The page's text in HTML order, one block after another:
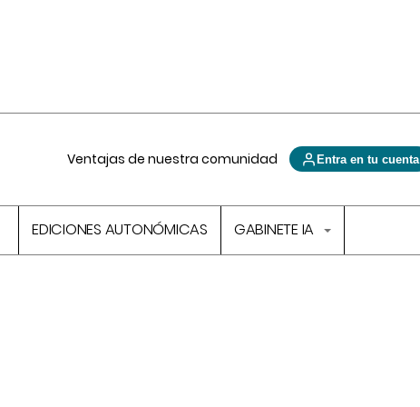
Ventajas de nuestra comunidad Entra en tu cuenta
EDICIONES AUTONÓMICAS GABINETE IA